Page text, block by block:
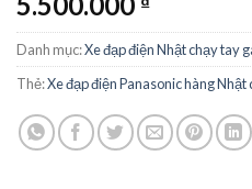
Danh mục:Xe đạp điện Nhật chạy tay
Thẻ:Xe đạp điện Panasonic hàng Nhật